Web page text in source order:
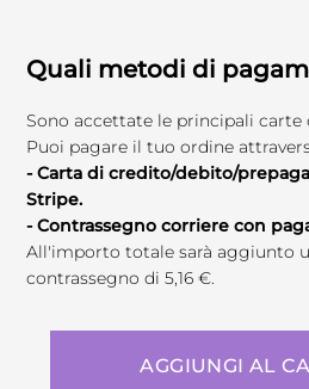
Quali metodi di
Sono accettate le principali carte
Puoi pagare il tuo ordine
- Carta di credito/debito/
Stripe.
- Contrassegno corriere con
All'importo totale sarà aggiunto
contrassegno di 5,16 €.
AGGIUNGI AL